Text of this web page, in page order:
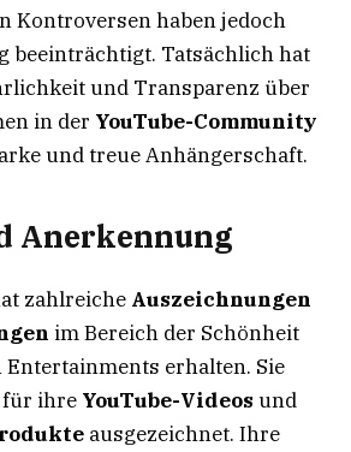
Kontroversen haben jedoch
beeinträchtigt. Tatsächlich hat
und Transparenz über
in der YouTube-Community
und treue Anhängerschaft.
Anerkennung
zahlreiche Auszeichnungen
im Bereich der Schönheit
erhalten. Sie
für ihre YouTube-Videos und
ausgezeichnet. Ihre